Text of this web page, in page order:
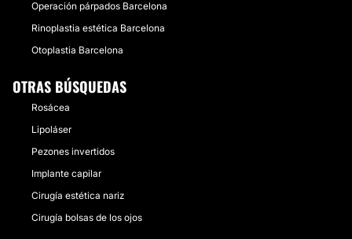
Operación párpados Barcelona
Rinoplastia estética Barcelona
Otoplastia Barcelona
OTRAS BÚSQUEDAS
Rosácea
Lipoláser
Pezones invertidos
Implante capilar
Cirugía estética nariz
Cirugía bolsas de los ojos